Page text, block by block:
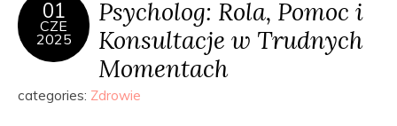
01
CZE
2025
Psycholog: Rola, Pomoc i
Konsultacje w Trudnych
Momentach
categories: Zdrowie